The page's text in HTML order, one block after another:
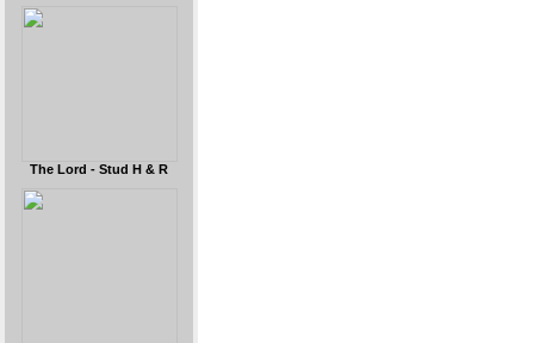
The Lord - Stud H & R